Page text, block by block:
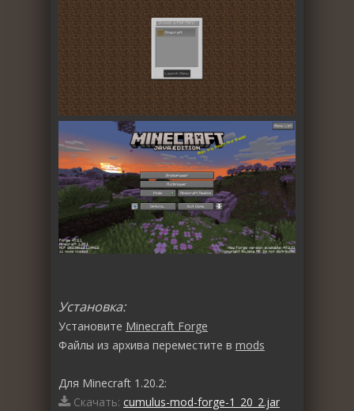
Установка:
Установите Minecraft Forge
Файлы из архива переместите в mods
Для Minecraft 1.20.2:
Скачать: cumulus-mod-forge-1_20_2.jar